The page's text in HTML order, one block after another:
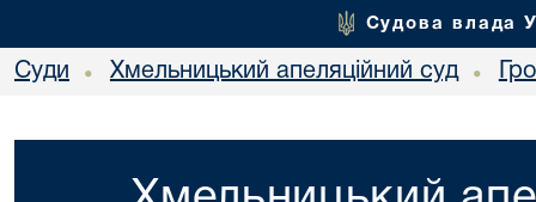
Судова влада
Суди • Хмельницький апеляційний суд •